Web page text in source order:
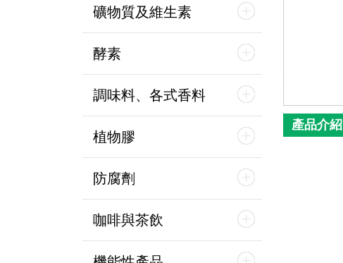
礦物質及維生素
酵素
調味料、各式香料
植物膠
防腐劑
咖啡與茶飲
產品介紹